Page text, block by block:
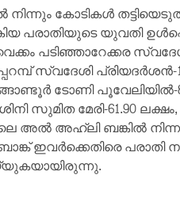
കോടികൾ
യുവതി
പടിഞ്ഞാറേക്കര
സ്വദേശി പ്രിയദർശൻ-
ടോണി
സുമിത മേരി-61.90
അൽ അഹ്‌ലി ബങ്കിൽ
ഇവർക്കെതിരെ